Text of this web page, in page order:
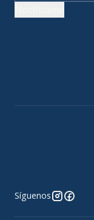
Síguenos